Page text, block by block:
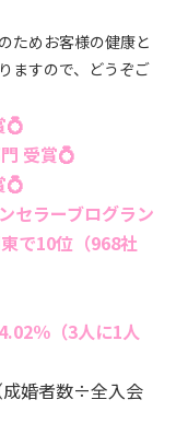
ためお客様の健康と
ますので、どうぞご
💍
受賞💍
💍
セラーブログラン
で10位（968社
％（3人に1人
婚者数÷全入会